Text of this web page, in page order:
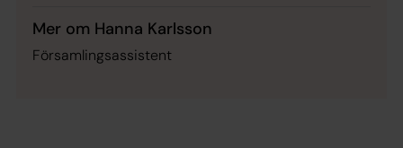
Mer om Hanna Karlsson
Församlingsassistent